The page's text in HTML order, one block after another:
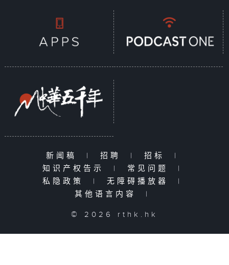
新闻稿 | 招聘 | 招标
|
知识产权告示
| 常见问题
|
私隐政策
| 无障碍播放器
|
其他语言内容
|
© 2026 rthk.hk